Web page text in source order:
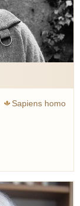
Sapiens homo